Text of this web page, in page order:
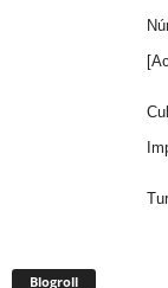
Blogroll